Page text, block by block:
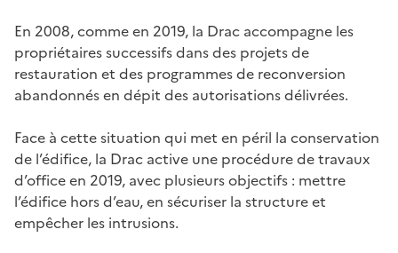
En 2008, comme en 2019, la Drac accompagne les
propriétaires successifs dans des projets de
restauration et des programmes de reconversion
abandonnés en dépit des autorisations délivrées.
Face à cette situation qui met en péril la conservation
de l’édifice, la Drac active une procédure de travaux
d’office en 2019, avec plusieurs objectifs : mettre
l’édifice hors d’eau, en sécuriser la structure et
empêcher les intrusions.